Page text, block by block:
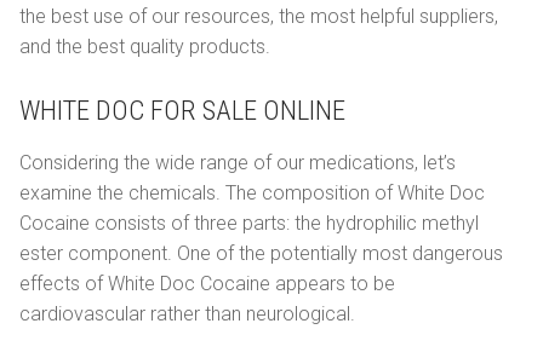
the best use of our resources, the most helpful suppliers,
and the best quality products.
WHITE DOC FOR SALE ONLINE
Considering the wide range of our medications, let’s
examine the chemicals. The composition of White Doc
Cocaine consists of three parts: the hydrophilic methyl
ester component. One of the potentially most dangerous
effects of White Doc Cocaine appears to be
cardiovascular rather than neurological.